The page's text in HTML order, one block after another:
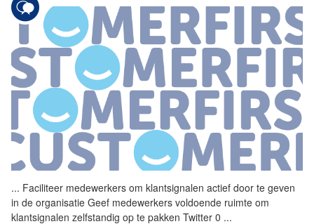
... Faciliteer medewerkers om klantsignalen actief door te geven
in de organisatie Geef medewerkers voldoende ruimte om
klantsignalen zelfstandig op te pakken Twitter 0 ...